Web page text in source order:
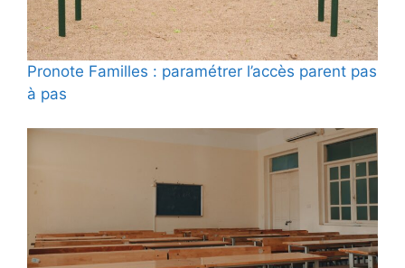
Pronote Familles : paramétrer l’accès parent pas
à pas